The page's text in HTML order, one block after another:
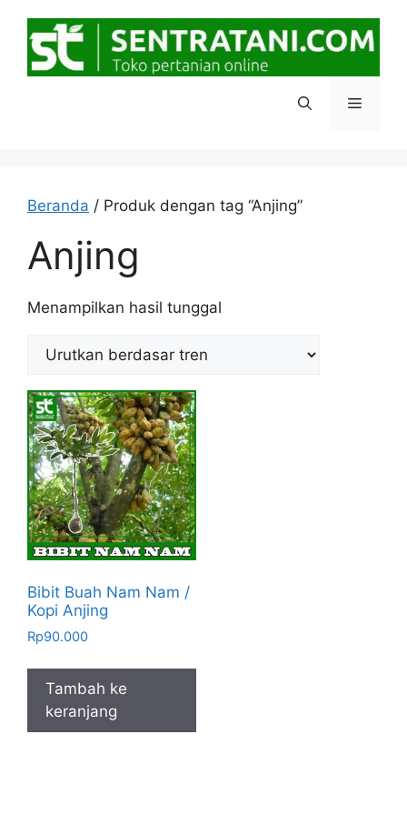
Menu
Beranda / Produk dengan tag “Anjing”
Anjing
Menampilkan hasil tunggal
Bibit Buah Nam Nam /
Kopi Anjing
Rp90.000
Tambah ke
keranjang